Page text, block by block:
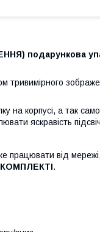
подарункова
тривимірного
на корпусі, а так
яскравість
працювати від
.